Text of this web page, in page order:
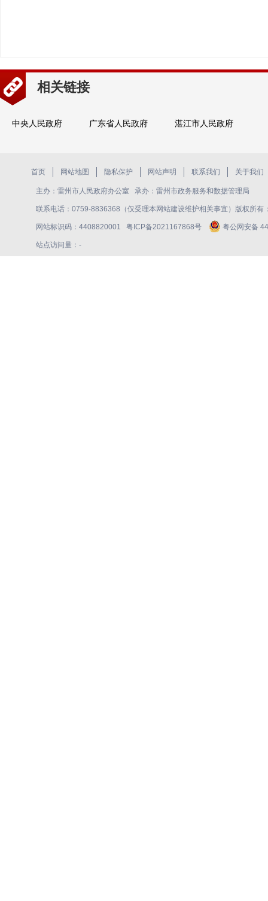
相关链接
中央人民政府 广东省人民政府 湛江市人民政府
首页 网站地图 隐私保护 网站声明 联系我们 关于我们
主办：雷州市人民政府办公室 承办：雷州市政务服务和数据管理局
联系电话：0759-8836368（仅受理本网站建设维护相关事宜）版权所有
网站标识码：4408820001 粤ICP备2021167868号 粤公网安备
站点访问量： -